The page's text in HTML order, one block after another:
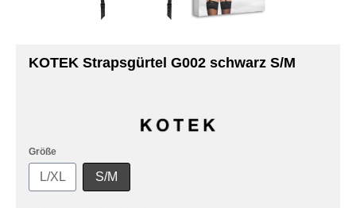
KOTEK Strapsgürtel G002 schwarz S/M
Größe
L/XL S/M